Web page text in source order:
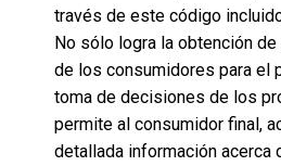
través de este código
No sólo logra la obtención
de los consumidores para el
toma de decisiones de los
permite al consumidor final,
detallada información acerca